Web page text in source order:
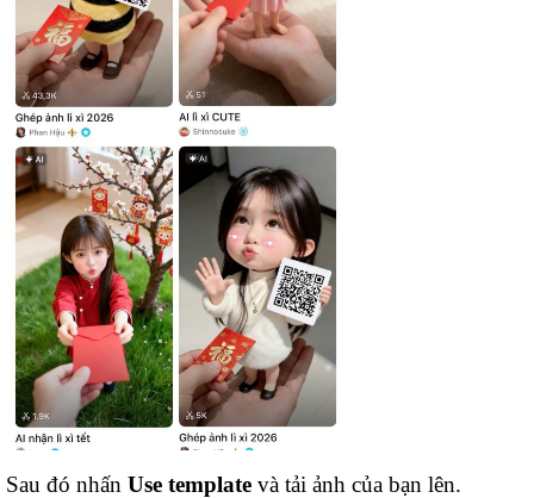
Sau đó nhấn Use template và tải ảnh của bạn lên.